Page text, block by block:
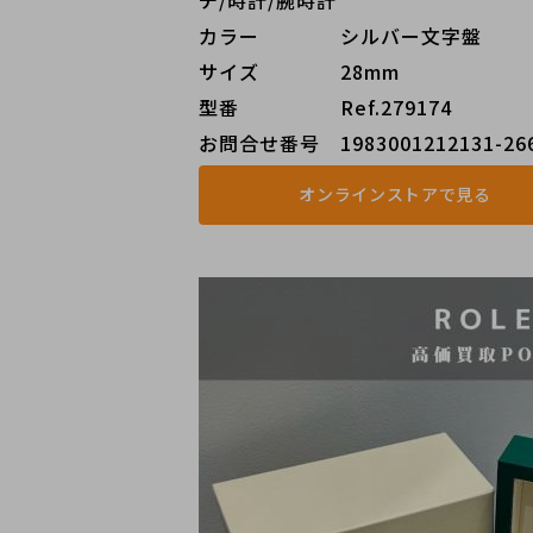
カラー    シルバー文字盤
サイズ    28mm
型番     Ref.279174
お問合せ番号 1983001212131-
オンラインストアで見る